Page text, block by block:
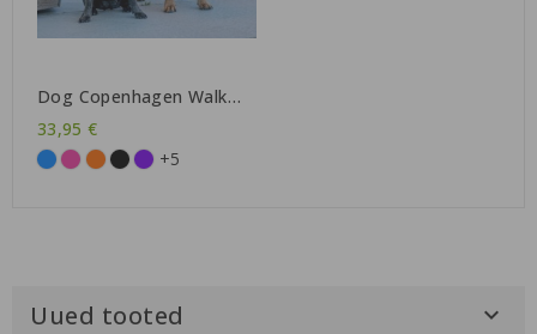
Dog Copenhagen Walk
Go™ traksid
33,95 €
+5
Uued tooted 